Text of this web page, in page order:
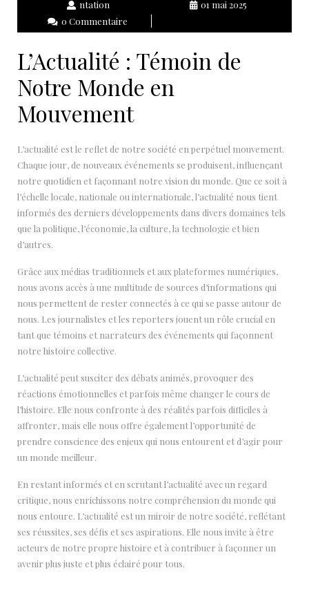
ntation
01 mai 2025
0 Commentaire
L’Actualité : Témoin de
Notre Monde en
Mouvement
L’actualité est le reflet de notre société en perpétuel mouvement.
Chaque jour, de nouveaux événements se produisent, influençant
notre quotidien et façonnant notre vision du monde. Que ce soit à
l’échelle locale, nationale ou internationale, l’actualité nous tient
informés des derniers développements dans divers domaines tels
que la politique, l’économie, la culture, la technologie et bien
d’autres.
Grâce aux médias traditionnels et aux plateformes numériques,
nous avons accès à une multitude de sources d’informations qui
nous permettent de rester connectés à ce qui se passe autour de
nous. Les journalistes et les reporters jouent un rôle crucial en
tant que témoins et narrateurs des événements qui façonnent
notre histoire collective.
L’actualité peut susciter des débats animés, provoquer des
réactions émotionnelles et parfois même changer le cours de
l’histoire. Elle nous confronte à des réalités parfois difficiles à
affronter, mais elle nous offre également l’opportunité de
prendre conscience des enjeux qui nous entourent et d’agir pour
un monde meilleur.
En restant informés et en scrutant l’actualité avec un regard
critique, nous enrichissons notre compréhension du monde qui
nous entoure. L’actualité est un miroir de notre société, reflétant
ses réussites, ses défis et ses aspirations. Elle nous invite à être
acteurs de notre propre histoire et à contribuer à façonner un
avenir plus juste et plus éclairé pour tous.